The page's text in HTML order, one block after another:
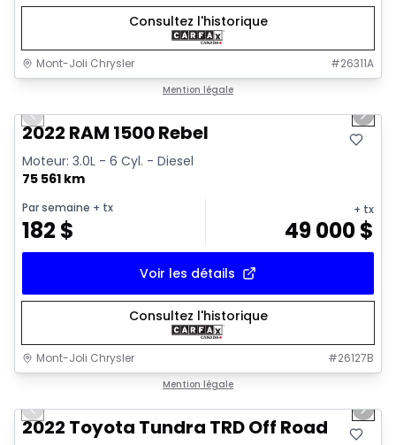
Consultez l'historique
Mont-Joli Chrysler #26311A
Mention légale
Previous slide Next
2022 RAM 1500 Rebel
Moteur: 3.0L - 6 Cyl. - Diesel
75 561 km
Par semaine + tx
182 $
+ tx
49 000$
Voir les détails
Consultez l'historique
Mont-Joli Chrysler #26127B
Mention légale
Vidéo disponible
Previous slide Next
2022 Toyota Tundra TRD Off Road